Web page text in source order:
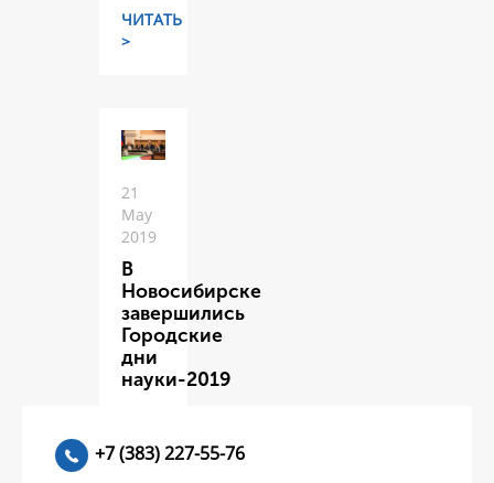
ЧИТАТЬ
>
21
May
2019
В
Новосибирске
завершились
Городские
дни
науки-2019
+7 (383) 227-55-76